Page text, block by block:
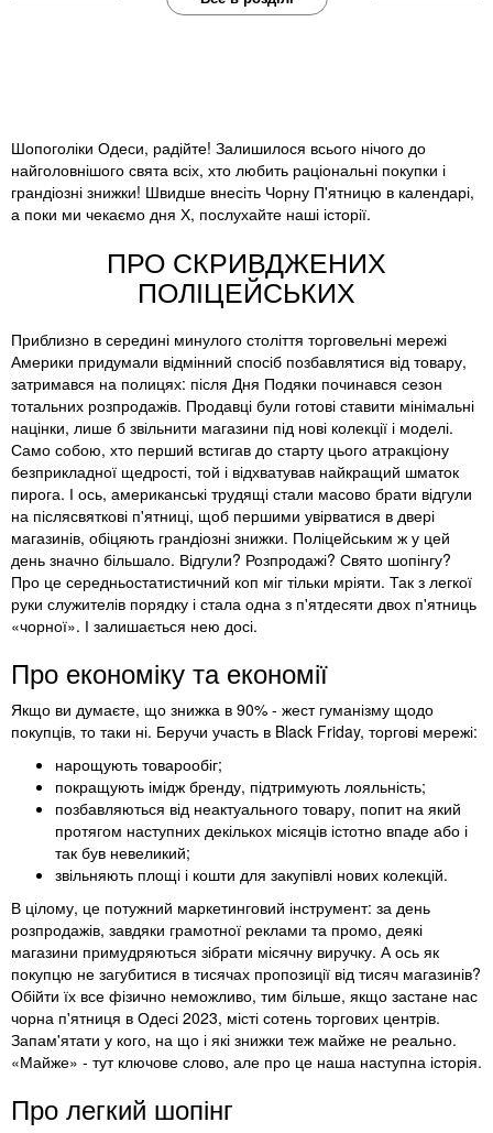
Шопоголіки Одеси, радійте! Залишилося всього нічого до
найголовнішого свята всіх, хто любить раціональні покупки і
грандіозні знижки! Швидше внесіть Чорну П'ятницю в календарі,
а поки ми чекаємо дня Х, послухайте наші історії.
ПРО СКРИВДЖЕНИХ
ПОЛІЦЕЙСЬКИХ
Приблизно в середині минулого століття торговельні мережі
Америки придумали відмінний спосіб позбавлятися від товару,
затримався на полицях: після Дня Подяки починався сезон
тотальних розпродажів. Продавці були готові ставити мінімальні
націнки, лише б звільнити магазини під нові колекції і моделі.
Само собою, хто перший встигав до старту цього атракціону
безприкладної щедрості, той і відхватував найкращий шматок
пирога. І ось, американські трудящі стали масово брати відгули
на післясвяткові п'ятниці, щоб першими увірватися в двері
магазинів, обіцяють грандіозні знижки. Поліцейським ж у цей
день значно більшало. Відгули? Розпродажі? Свято шопінгу?
Про це середньостатистичний коп міг тільки мріяти. Так з легкої
руки служителів порядку і стала одна з п'ятдесяти двох п'ятниць
«чорної». І залишається нею досі.
Про економіку та економії
Якщо ви думаєте, що знижка в 90% - жест гуманізму щодо
покупців, то таки ні. Беручи участь в Black Friday, торгові мережі:
нарощують товарообіг;
покращують імідж бренду, підтримують лояльність;
позбавляються від неактуального товару, попит на який
протягом наступних декількох місяців істотно впаде або і
так був невеликий;
звільняють площі і кошти для закупівлі нових колекцій.
В цілому, це потужний маркетинговий інструмент: за день
розпродажів, завдяки грамотної реклами та промо, деякі
магазини примудряються зібрати місячну виручку. А ось як
покупцю не загубитися в тисячах пропозиції від тисяч магазинів?
Обійти їх все фізично неможливо, тим більше, якщо застане нас
чорна п'ятниця в Одесі 2023, місті сотень торгових центрів.
Запам'ятати у кого, на що і які знижки теж майже не реально.
«Майже» - тут ключове слово, але про це наша наступна історія.
Про легкий шопінг